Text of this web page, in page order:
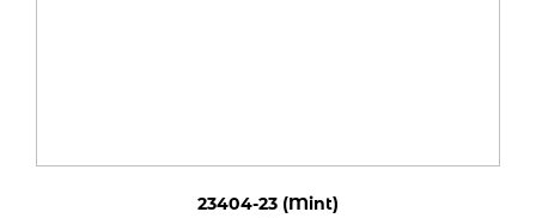
23404-23 (Mint)